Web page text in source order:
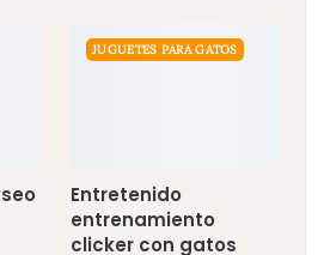
JUGUETES PARA GATOS
Entretenido
entrenamiento
clicker con gatos